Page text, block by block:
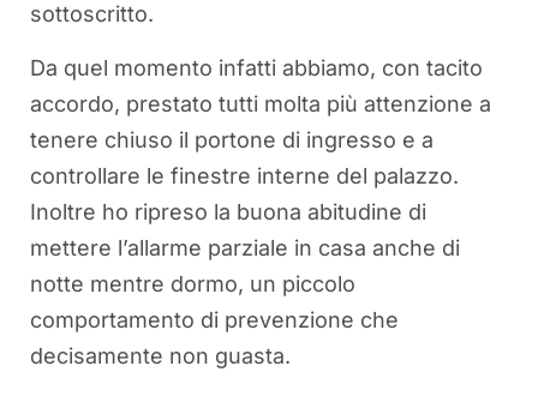
sottoscritto.
Da quel momento infatti abbiamo, con tacito
accordo, prestato tutti molta più attenzione a
tenere chiuso il portone di ingresso e a
controllare le finestre interne del palazzo.
Inoltre ho ripreso la buona abitudine di
mettere l’allarme parziale in casa anche di
notte mentre dormo, un piccolo
comportamento di prevenzione che
decisamente non guasta.